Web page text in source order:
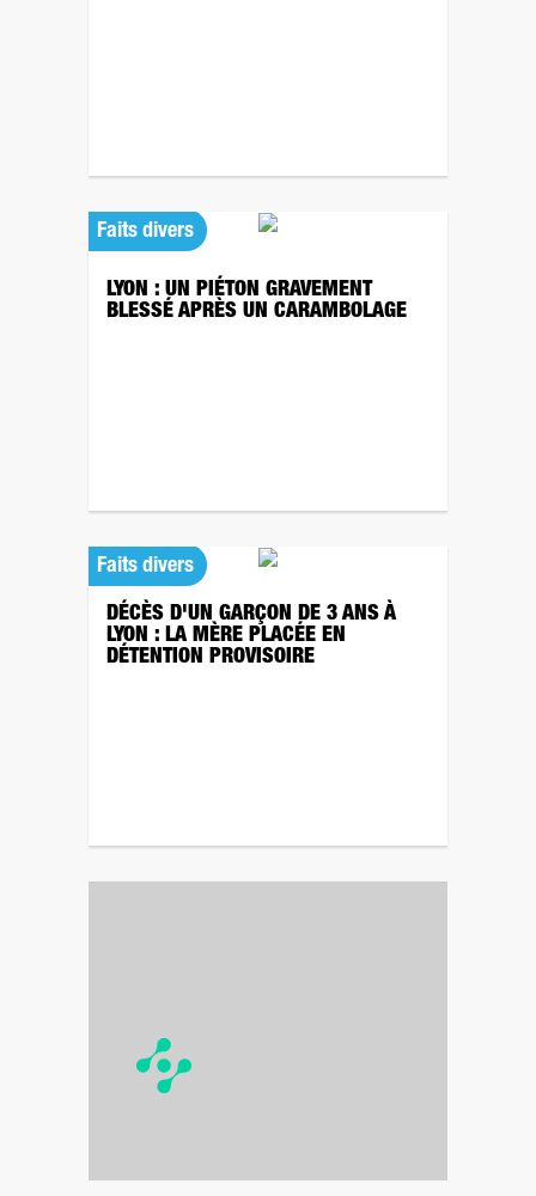
Faits divers
LYON : UN PIÉTON GRAVEMENT
BLESSÉ APRÈS UN CARAMBOLAGE
Faits divers
DÉCÈS D'UN GARÇON DE 3 ANS À
LYON : LA MÈRE PLACÉE EN
DÉTENTION PROVISOIRE